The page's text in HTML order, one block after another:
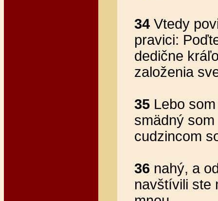
34Vtedy
pravici:
dedične
založenia
35Lebo som
smädný
cudzincom
36 nahý, a
navštívili ste